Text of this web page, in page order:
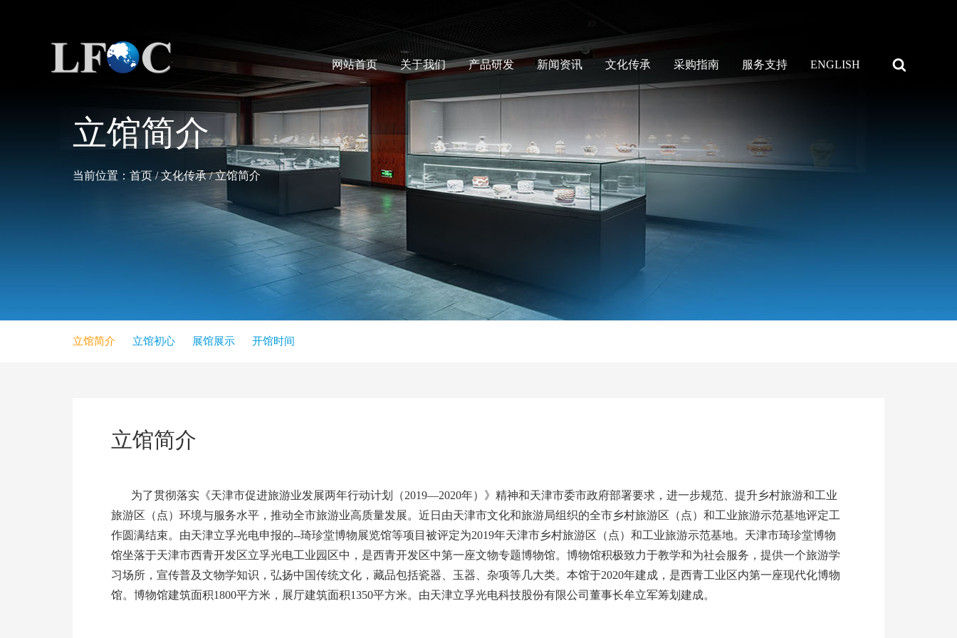
网站首页 关于我们 产品研发 新闻资讯 文化传承 采购指南 服务支持 ENGLISH
立馆简介
当前位置： 首页/文化传承/立馆简介
立馆简介 立馆初心 展馆展示 开馆时间
立馆简介
为了贯彻落实《天津市促进旅游业发展两年行动计划（2019—2020年）》精神和天津市委市政府部署要求，进一步规范、提升乡村旅游和工业
旅游区（点）环境与服务水平，推动全市旅游业高质量发展。近日由天津市文化和旅游局组织的全市乡村旅游区（点）和工业旅游示范基地评定工
作圆满结束。由天津立孚光电申报的--琦珍堂博物展览馆等项目被评定为2019年天津市乡村旅游区（点）和工业旅游示范基地。天津市琦珍堂博物
馆坐落于天津市西青开发区立孚光电工业园区中，是西青开发区中第一座文物专题博物馆。博物馆积极致力于教学和为社会服务，提供一个旅游学
习场所，宣传普及文物学知识，弘扬中国传统文化，藏品包括瓷器、玉器、杂项等几大类。本馆于2020年建成，是西青工业区内第一座现代化博物
馆。博物馆建筑面积1800平方米，展厅建筑面积1350平方米。由天津立孚光电科技股份有限公司董事长牟立军筹划建成。